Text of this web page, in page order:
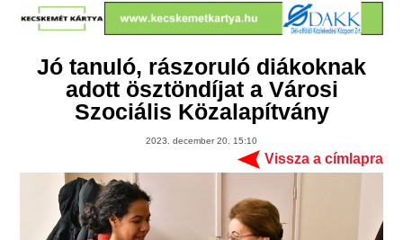
Jó tanuló, rászoruló diákoknak
adott ösztöndíjat a Városi
Szociális Közalapítvány
2023. december 20. 15:10
Vissza a címlapra